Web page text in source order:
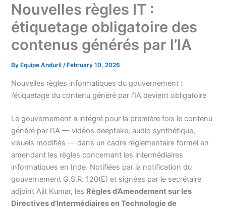
Nouvelles règles IT :
étiquetage obligatoire des
contenus générés par l’IA
By Equipe Anduril/ February 10, 2026
Nouvelles règles informatiques du gouvernement :
l’étiquetage du contenu généré par l’IA devient obligatoire
Le gouvernement a intégré pour la première fois le contenu
généré par l’IA — vidéos deepfake, audio synthétique,
visuels modifiés — dans un cadre réglementaire formel en
amendant les règles concernant les intermédiaires
informatiques en Inde. Notifiées par la notification du
gouvernement G.S.R. 120(E) et signées par le secrétaire
adjoint Ajit Kumar, les Règles d’Amendement sur les
Directives d’Intermédiaires en Technologie de